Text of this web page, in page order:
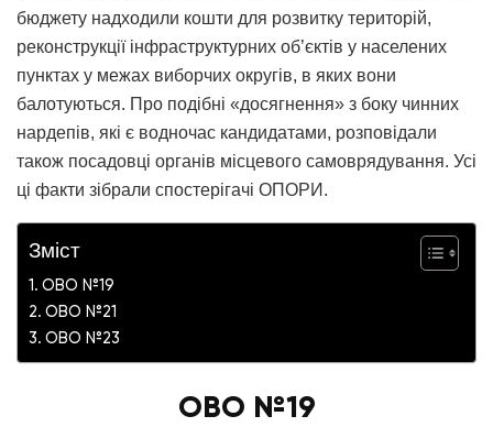
бюджету надходили кошти для розвитку територій,
реконструкції інфраструктурних об’єктів у населених
пунктах у межах виборчих округів, в яких вони
балотуються. Про подібні «досягнення» з боку чинних
нардепів, які є водночас кандидатами, розповідали
також посадовці органів місцевого самоврядування. Усі
ці факти зібрали спостерігачі ОПОРИ.
Зміст
ОВО №19
ОВО №21
ОВО №23
ОВО №19